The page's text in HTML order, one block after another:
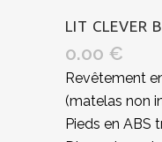
LIT CLEVER
0.00 €
Revêtement
(matelas non
Pieds en ABS